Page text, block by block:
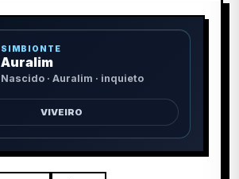
SIMBIONTE
Auralim
Nascido · Auralim · inquieto
VIVEIRO